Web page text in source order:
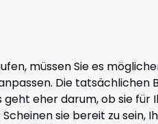
müssen Sie es
Die tatsächlichen
eher darum, ob sie für
sie bereit zu sein,